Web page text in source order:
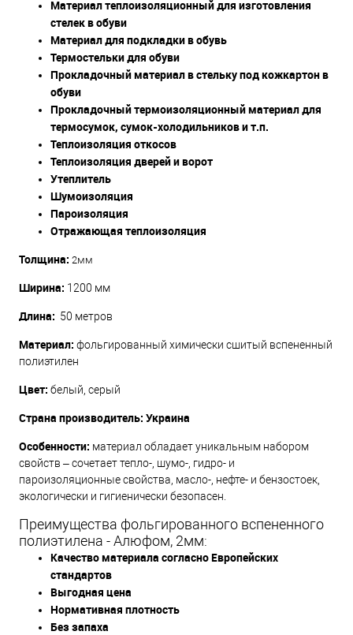
Материал теплоизоляционный для изготовления
стелек в обуви
Материал для подкладки в обувь
Термостельки для обуви
Прокладочный материал в стельку под кожкартон в
обуви
Прокладочный термоизоляционный материал для
термосумок, сумок-холодильников и т.п.
Теплоизоляция откосов
Теплоизоляция дверей и ворот
Утеплитель
Шумоизоляция
Пароизоляция
Отражающая теплоизоляция
Толщина: 2мм
Ширина: 1200 мм
Длина: 50 метров
Материал: фольгированный химически сшитый вспененный
полиэтилен
Цвет: белый, серый
Страна производитель: Украина
Особенности: материал обладает уникальным набором
свойств – сочетает тепло-, шумо-, гидро- и
пароизоляционные свойства, масло-, нефте- и бензостоек,
экологически и гигиенически безопасен.
Преимущества фольгированного вспененного
полиэтилена - Алюфом, 2мм:
Качество материала согласно Европейских
стандартов
Выгодная цена
Нормативная плотность
Без запаха